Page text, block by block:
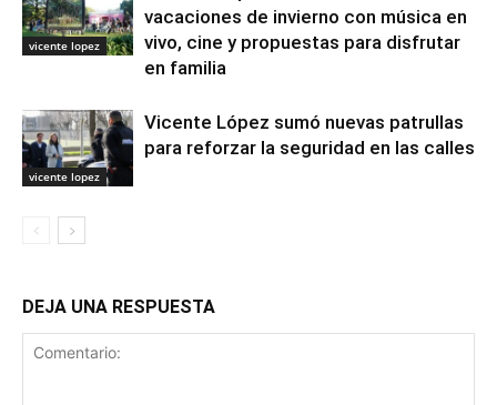
vicente lopez
vacaciones de invierno con música en
vivo, cine y propuestas para disfrutar
en familia
vicente lopez
Vicente López sumó nuevas patrullas
para reforzar la seguridad en las calles
DEJA UNA RESPUESTA